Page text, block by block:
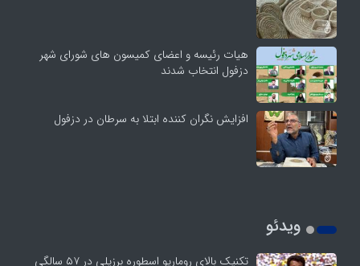
هیات رئیسه و اعضای کمیسون های شورای شهر
دزفول انتخاب شدند
افزایش نگران کننده ابتلا به سرطان در دزفول
ویدئو
تکنیک بالای روماریو اسطوره برزیلی در ۵۷ سالگی